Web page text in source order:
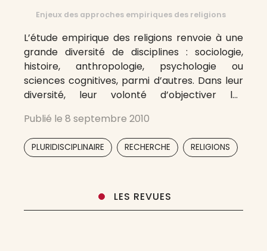
Enjeux des approches empiriques des religions
L’étude empirique des religions renvoie à une
grande diversité de disciplines : sociologie,
histoire, anthropologie, psychologie ou
sciences cognitives, parmi d’autres. Dans leur
diversité, leur volonté d’objectiver les
engagements métaphysiques, voire
théologiques, dont elles peuvent être
porteuses, ces sciences du religieux posent
Publié le 8 septembre 2010
PLURIDISCIPLINAIRE RECHERCHE RELIGIONS
LES REVUES